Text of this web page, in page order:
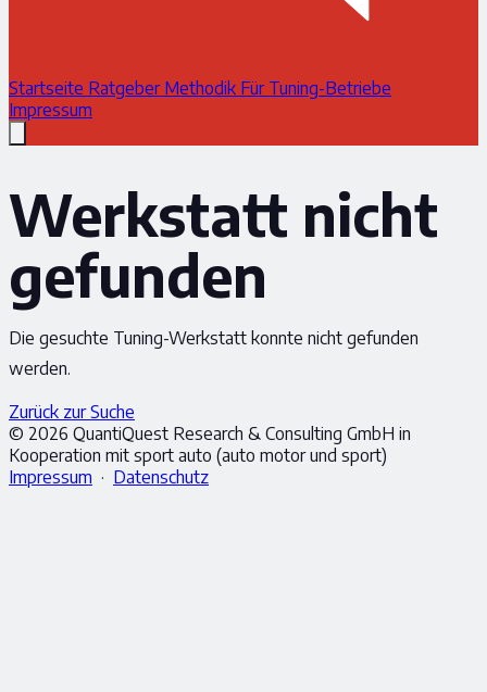
Startseite Ratgeber Methodik Für Tuning-Betriebe
Impressum
Werkstatt nicht
gefunden
Die gesuchte Tuning-Werkstatt konnte nicht gefunden
werden.
Zurück zur Suche
© 2026 QuantiQuest Research & Consulting GmbH in
Kooperation mit sport auto (auto motor und sport)
Impressum · Datenschutz